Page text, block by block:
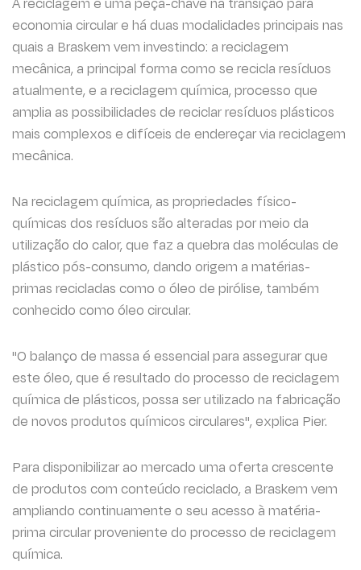
economia circular e há duas modalidades principais nas
quais a Braskem vem investindo: a reciclagem
mecânica, a principal forma como se recicla resíduos
atualmente, e a reciclagem química, processo que
amplia as possibilidades de reciclar resíduos plásticos
mais complexos e difíceis de endereçar via reciclagem
mecânica.
Na reciclagem química, as propriedades físico-
químicas dos resíduos são alteradas por meio da
utilização do calor, que faz a quebra das moléculas de
plástico pós-consumo, dando origem a matérias-
primas recicladas como o óleo de pirólise, também
conhecido como óleo circular.
"O balanço de massa é essencial para assegurar que
este óleo, que é resultado do processo de reciclagem
química de plásticos, possa ser utilizado na fabricação
de novos produtos químicos circulares", explica Pier.
Para disponibilizar ao mercado uma oferta crescente
de produtos com conteúdo reciclado, a Braskem vem
ampliando continuamente o seu acesso à matéria-
prima circular proveniente do processo de reciclagem
química.